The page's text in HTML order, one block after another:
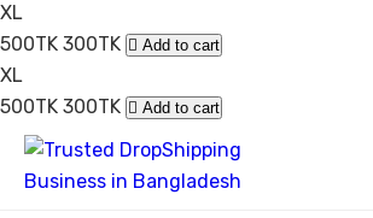
XL
500TK 300TK Add to cart
XL
500TK 300TK Add to cart